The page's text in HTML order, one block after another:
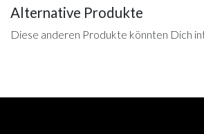
Alternative Produkte
Diese anderen Produkte könnten Dich